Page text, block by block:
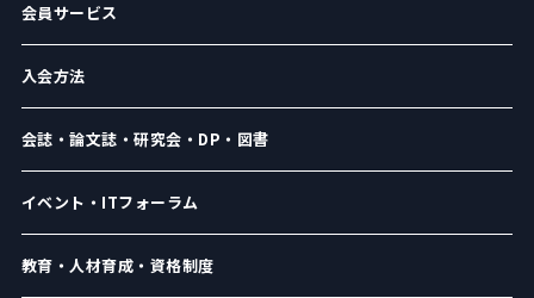
会員サービス
入会方法
会誌・論文誌・研究会・DP・図書
イベント・ITフォーラム
教育・人材育成・資格制度